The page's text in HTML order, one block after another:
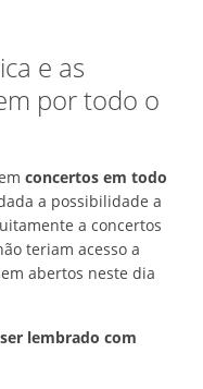
e as
por todo o
concertos em todo
a possibilidade a
a concertos
teriam acesso a
abertos neste dia
lembrado com